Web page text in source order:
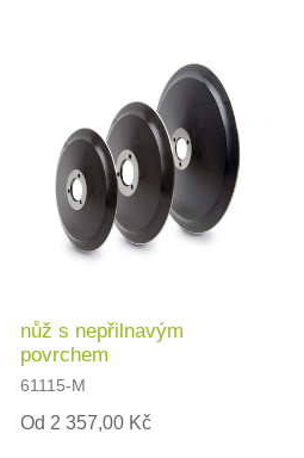
nůž s nepřilnavým
povrchem
61115-M
Od 2 357,00 Kč